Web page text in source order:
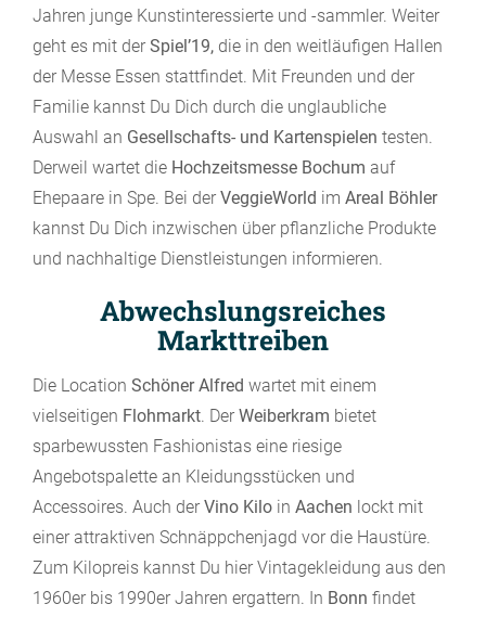
Jahren junge Kunstinteressierte und -sammler. Weiter
geht es mit der Spiel’19, die in den weitläufigen Hallen
der Messe Essen stattfindet. Mit Freunden und der
Familie kannst Du Dich durch die unglaubliche
Auswahl an Gesellschafts- und Kartenspielen testen.
Derweil wartet die Hochzeitsmesse Bochum auf
Ehepaare in Spe. Bei der VeggieWorld im Areal Böhler
kannst Du Dich inzwischen über pflanzliche Produkte
und nachhaltige Dienstleistungen informieren.
Abwechslungsreiches
Markttreiben
Die Location Schöner Alfred wartet mit einem
vielseitigen Flohmarkt. Der Weiberkram bietet
sparbewussten Fashionistas eine riesige
Angebotspalette an Kleidungsstücken und
Accessoires. Auch der Vino Kilo in Aachen lockt mit
einer attraktiven Schnäppchenjagd vor die Haustüre.
Zum Kilopreis kannst Du hier Vintagekleidung aus den
1960er bis 1990er Jahren ergattern. In Bonn findet